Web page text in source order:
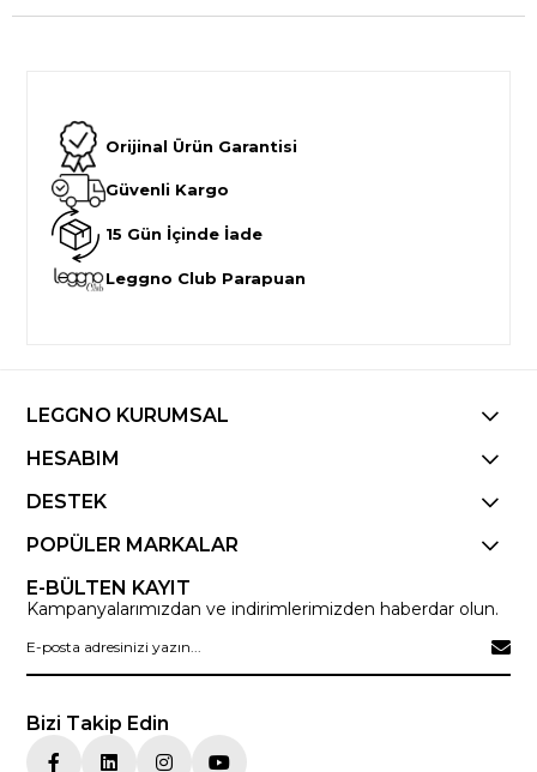
Orijinal Ürün Garantisi
Güvenli Kargo
15 Gün İçinde İade
Leggno Club Parapuan
LEGGNO KURUMSAL
HESABIM
DESTEK
POPÜLER MARKALAR
E-BÜLTEN KAYIT
Kampanyalarımızdan ve indirimlerimizden haberdar olun.
Bizi Takip Edin